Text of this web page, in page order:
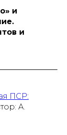
и
и
ПСР:
А.